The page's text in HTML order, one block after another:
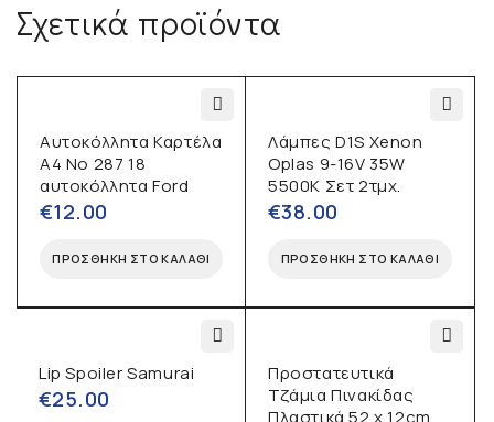
Σχετικά προϊόντα
Αυτοκόλλητα Καρτέλα
Α4 No 287 18
αυτοκόλλητα Ford
€12.00
ΠΡΟΣΘΉΚΗ ΣΤΟ ΚΑΛΆΘΙ
Λάμπες D1S Xenon
Oplas 9-16V 35W
5500K Σετ 2τμχ.
€38.00
ΠΡΟΣΘΉΚΗ ΣΤΟ ΚΑΛΆΘΙ
Lip Spoiler Samurai
€25.00
Προστατευτικά
Τζάμια Πινακίδας
Πλαστικά 52 x 12cm